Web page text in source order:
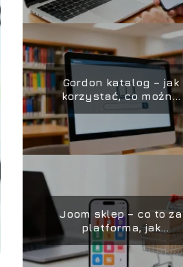
Gordon katalog – jak
korzystać, co można
w nim znaleźć?
Joom sklep – co to za
platforma, jak
kupować, opinie